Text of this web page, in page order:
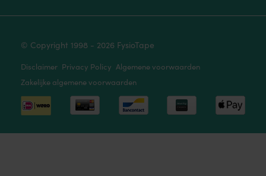
© Copyright 1998 - 2026 FysioTape
Disclaimer Privacy Policy Algemene voorwaarden
Zakelijke algemene voorwaarden